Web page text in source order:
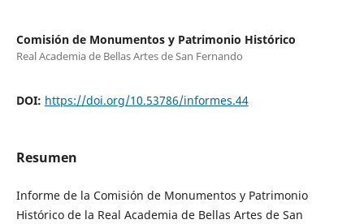
Comisión de Monumentos y Patrimonio Histórico
Real Academia de Bellas Artes de San Fernando
DOI: https://doi.org/10.53786/informes.44
Resumen
Informe de la Comisión de Monumentos y Patrimonio
Histórico de la Real Academia de Bellas Artes de San